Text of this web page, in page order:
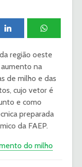
região oeste
na
de milho e das
cujo vetor é
e como
preparada
da FAEP.
do milho